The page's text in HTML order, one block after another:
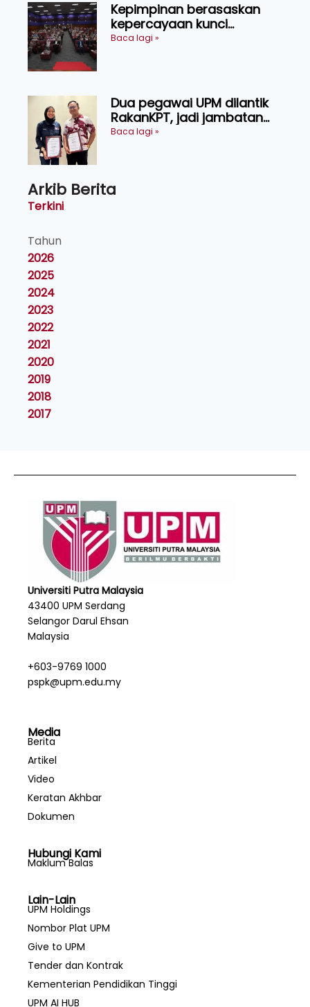
Kepimpinan berasaskan
kepercayaan kunci
kecemerlangan institusi -
Baca lagi »
Dua pegawai UPM dilantik
RakanKPT, jadi jambatan
maklumat ke akar umbi
Baca lagi »
Arkib Berita
Terkini
Tahun
2026
2025
2024
2023
2022
2021
2020
2019
2018
2017
Universiti Putra Malaysia
43400 UPM Serdang
Selangor Darul Ehsan
Malaysia
+603-9769 1000
pspk@upm.edu.my
Media
Berita
Artikel
Video
Keratan Akhbar
Dokumen
Hubungi Kami
Maklum Balas
Lain-Lain
UPM Holdings
Nombor Plat UPM
Give to UPM
Tender dan Kontrak
Kementerian Pendidikan Tinggi
UPM AI HUB